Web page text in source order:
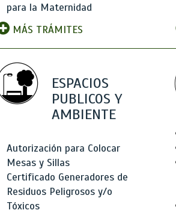
para la Maternidad
MÁS TRÁMITES
ESPACIOS
PUBLICOS Y
AMBIENTE
Autorización para Colocar
Mesas y Sillas
Certificado Generadores de
Residuos Peligrosos y/o
Tóxicos